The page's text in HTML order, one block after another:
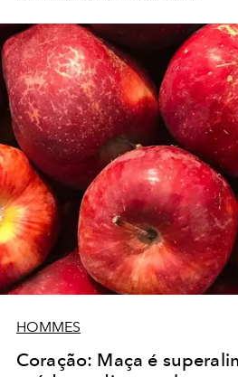
HOMMES
Coração: Maça é